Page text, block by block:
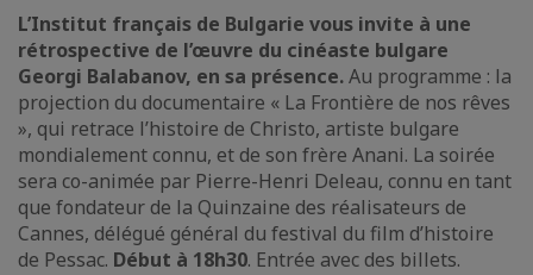
L’Institut français de Bulgarie vous invite à une
rétrospective de l’œuvre du cinéaste bulgare
Georgi Balabanov, en sa présence.Au programme : la
projection du documentaire « La Frontière de nos rêves
», qui retrace l’histoire de Christo, artiste bulgare
mondialement connu, et de son frère Anani. La soirée
sera co-animée par Pierre-Henri Deleau, connu en tant
que fondateur de la Quinzaine des réalisateurs de
Cannes, délégué général du festival du film d’histoire
de Pessac. Début à 18h30. Entrée avec des billets.